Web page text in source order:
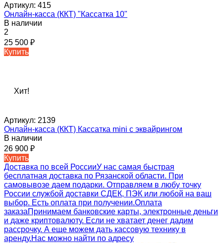
Артикул: 415
Онлайн-касса (ККТ) "Кассатка 10"
В наличии
2
25 500 ₽
Купить
Хит!
Артикул: 2139
Онлайн-касса (ККТ) Кассатка mini c эквайрингом
В наличии
26 900 ₽
Купить
Доставка по всей РоссииУ нас самая быстрая
бесплатная доставка по Рязанской области. При
самовывозе даем подарки. Отправляем в любу точку
России службой доставки СДЕК, ПЭК или любой на ваш
выбор. Есть оплата при получении.Оплата
заказаПринимаем банковские карты, электронные деньги
и даже криптовалюту. Если не хватает денег дадим
рассрочку. А еще можем дать кассовую технику в
аренду.Нас можно найти по адресу